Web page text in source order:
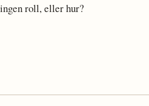
ingen roll, eller hur?